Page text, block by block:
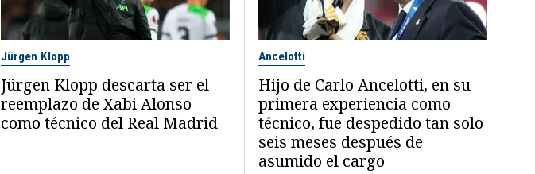
Jürgen Klopp
Jürgen Klopp descarta ser el
reemplazo de Xabi Alonso
como técnico del Real Madrid
Ancelotti
Hijo de Carlo Ancelotti, en su
primera experiencia como
técnico, fue despedido tan solo
seis meses después de
asumido el cargo